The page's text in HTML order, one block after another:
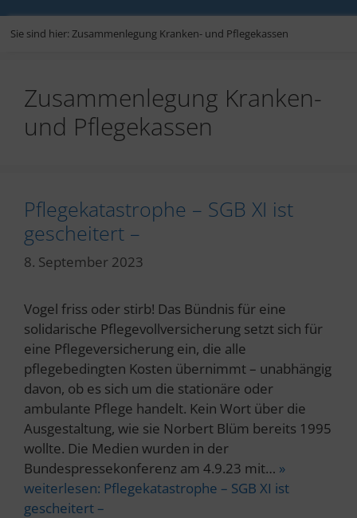
Sie sind hier: Zusammenlegung Kranken- und Pflegekassen
Zusammenlegung Kranken-
und Pflegekassen
Pflegekatastrophe – SGB XI ist
gescheitert –
8. September 2023
Vogel friss oder stirb! Das Bündnis für eine
solidarische Pflegevollversicherung setzt sich für
eine Pflegeversicherung ein, die alle
pflegebedingten Kosten übernimmt – unabhängig
davon, ob es sich um die stationäre oder
ambulante Pflege handelt. Kein Wort über die
Ausgestaltung, wie sie Norbert Blüm bereits 1995
wollte. Die Medien wurden in der
Bundespressekonferenz am 4.9.23 mit… »
weiterlesen: Pflegekatastrophe – SGB XI ist
gescheitert –